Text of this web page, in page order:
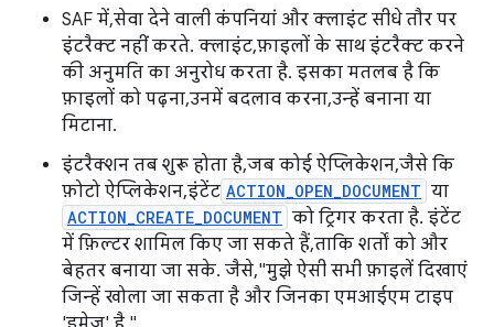
SAF में, सेवा देने वाली कंपनियां और क्लाइंट सीधे तौर पर
इंटरैक्ट नहीं करते. क्लाइंट, फ़ाइलों के साथ इंटरैक्ट करने
की अनुमति का अनुरोध करता है. इसका मतलब है कि
फ़ाइलों को पढ़ना, उनमें बदलाव करना, उन्हें बनाना या
मिटाना.
इंटरैक्शन तब शुरू होता है, जब कोई ऐप्लिकेशन, जैसे कि
फ़ोटो ऐप्लिकेशन, इंटेंट ACTION_OPEN_DOCUMENT या
ACTION_CREATE_DOCUMENT को ट्रिगर करता है. इंटेंट
में फ़िल्टर शामिल किए जा सकते हैं, ताकि शर्तों को और
बेहतर बनाया जा सके. जैसे, "मुझे ऐसी सभी फ़ाइलें दिखाएं
जिन्हें खोला जा सकता है और जिनका एमआईएम टाइप